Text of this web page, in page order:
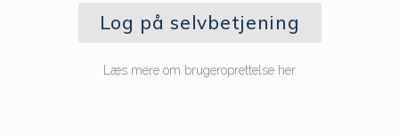
Log på selvbetjening
Læs mere om brugeroprettelse her